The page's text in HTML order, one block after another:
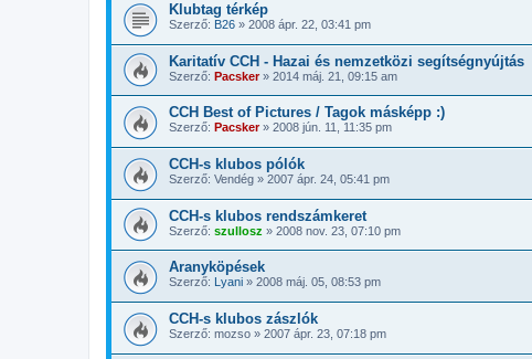
Klubtag térkép
Szerző: B26 » 2008 ápr. 22, 03:41 pm
Karitatív CCH - Hazai és nemzetközi segítségnyújtás
Szerző: Pacsker» 2014 máj. 21, 09:15 am
CCH Best of Pictures / Tagok másképp :)
Szerző: Pacsker» 2008 jún. 11, 11:35 pm
CCH-s klubos pólók
Szerző: Vendég » 2007 ápr. 24, 05:41 pm
CCH-s klubos rendszámkeret
Szerző: szullosz » 2008 nov. 23, 07:10 pm
Aranyköpések
Szerző: Lyani » 2008 máj. 05, 08:53 pm
CCH-s klubos zászlók
Szerző: mozso » 2007 ápr. 23, 07:18 pm